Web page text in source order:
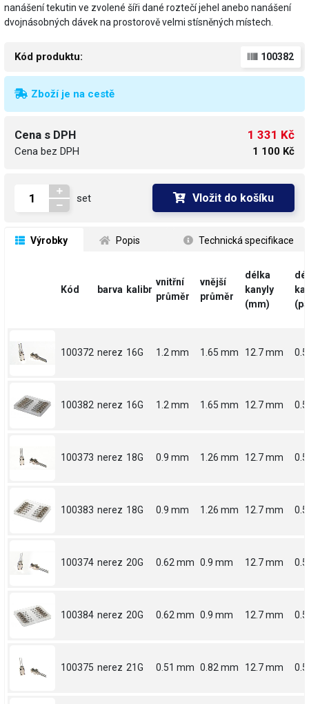
nanášení tekutin ve zvolené šíři dané roztečí jehel anebo nanášení
dvojnásobných dávek na prostorově velmi stísněných místech.
Kód produktu: 100382
Zboží je na cestě
Cena s DPH
Cena bez DPH
1 331 Kč
1 100 Kč
set Vložit do košíku
Výrobky Popis Technická specifikace
Kód barva kalibr
vnitřní
průměr
vnější
průměr
délka
kanyly
(mm)
100372 nerez 16G 1.2 mm 1.65 mm 12.7 mm 0.5
100382 nerez 16G 1.2 mm 1.65 mm 12.7 mm 0.5
100373 nerez 18G 0.9 mm 1.26 mm 12.7 mm 0.5
100383 nerez 18G 0.9 mm 1.26 mm 12.7 mm 0.5
100374 nerez 20G 0.62 mm 0.9 mm 12.7 mm 0.5
100384 nerez 20G 0.62 mm 0.9 mm 12.7 mm 0.5
100375 nerez 21G 0.51 mm 0.82 mm 12.7 mm 0.5